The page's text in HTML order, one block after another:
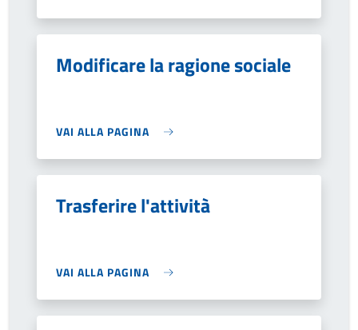
Modificare la ragione sociale
VAI ALLA PAGINA
Trasferire l'attività
VAI ALLA PAGINA